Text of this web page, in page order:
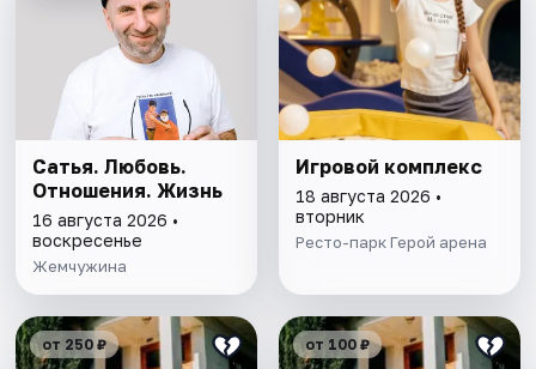
Сатья. Любовь.
Отношения. Жизнь
16 августа 2026 •
воскресенье
Жемчужина
Игровой комплекс
18 августа 2026 •
вторник
Ресто-парк Герой арена
от 250 ₽ от 100 ₽